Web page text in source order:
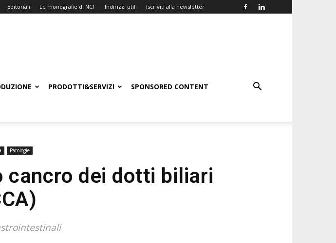
Editoriali Le monografie di NCF Indirizzi utili Iscriviti alla newsletter
PRODOTTI&SERVIZI SPONSORED CONTENT
Patologie
cancro dei dotti biliari